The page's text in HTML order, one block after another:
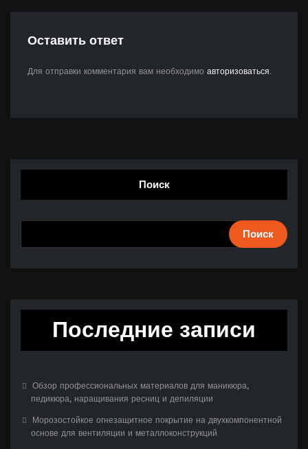
Оставить ответ
Для отправки комментария вам необходимо авторизоваться.
Поиск
Поиск
Последние записи
Обзор профессиональных материалов для маникюра,
педикюра, наращивания ресниц и депиляции
Морозостойкое огнезащитное покрытие на двухкомпонентной
основе для вентиляции и металлоконструкций